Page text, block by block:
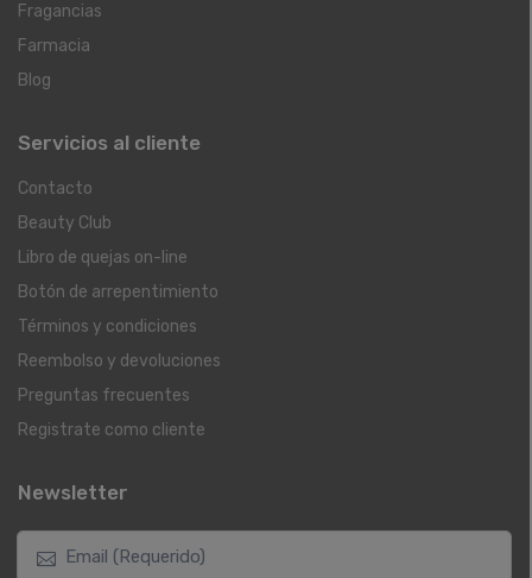
Fragancias
Farmacia
Blog
Servicios al cliente
Contacto
Beauty Club
Libro de quejas on-line
Botón de arrepentimiento
Términos y condiciones
Reembolso y devoluciones
Preguntas frecuentes
Registrate como cliente
Newsletter